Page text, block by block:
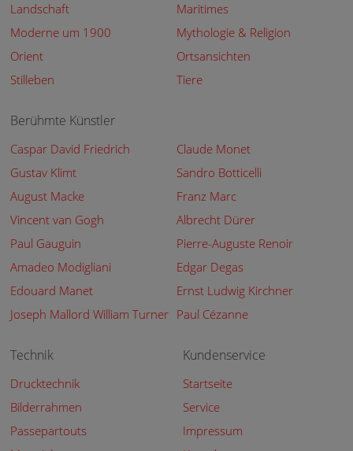
Landschaft
Maritimes
Moderne um 1900
Mythologie & Religion
Orient
Ortsansichten
Stilleben
Tiere
Berühmte Künstler
Caspar David Friedrich
Claude Monet
Gustav Klimt
Sandro Botticelli
August Macke
Franz Marc
Vincent van Gogh
Albrecht Dürer
Paul Gauguin
Pierre-Auguste Renoir
Amadeo Modigliani
Edgar Degas
Edouard Manet
Ernst Ludwig Kirchner
Joseph Mallord William Turner Paul Cézanne
Technik
Drucktechnik
Bilderrahmen
Passepartouts
Kundenservice
Startseite
Service
Impressum